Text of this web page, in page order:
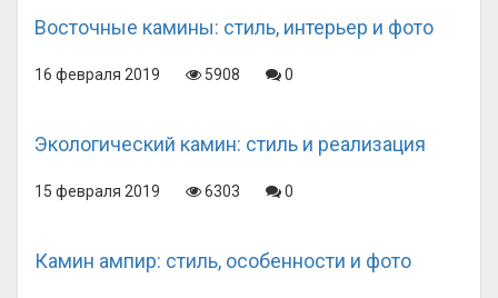
Восточные камины: стиль, интерьер и фото
16 февраля 2019 5908 0
Экологический камин: стиль и реализация
15 февраля 2019 6303 0
Камин ампир: стиль, особенности и фото